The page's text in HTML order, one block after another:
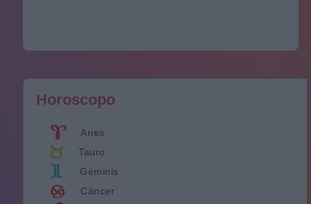
Horoscopo
Aries
Tauro
Géminis
Cáncer